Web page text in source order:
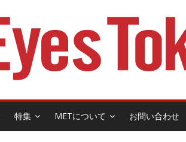
特集 METについて お問い合わせ